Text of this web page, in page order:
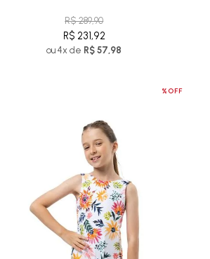
R$ 289,90
R$ 231,92
ou 4x de R$ 57,98
%OFF